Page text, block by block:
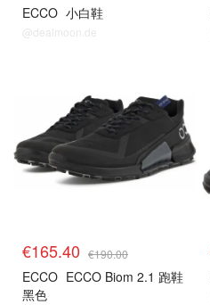
ECCO 小白鞋
@dealmoon.de
€165.40 €190.00
ECCO ECCO Biom 2.1 跑鞋
黑色